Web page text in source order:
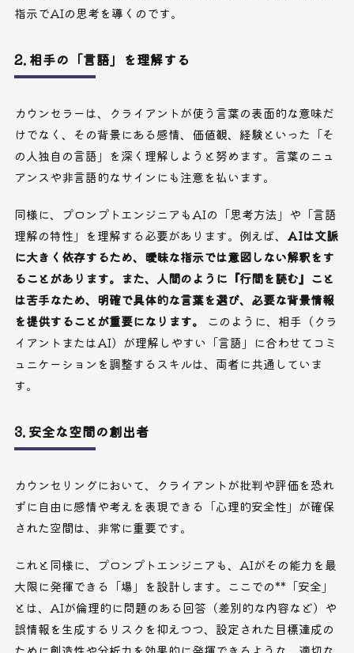
指示でAIの思考を導くのです。
2. 相手の「言語」を理解する
カウンセラーは、クライアントが使う言葉の表面的な意味だ
けでなく、その背景にある感情、価値観、経験といった「そ
の人独自の言語」を深く理解しようと努めます。言葉のニュ
アンスや非言語的なサインにも注意を払います。
同様に、プロンプトエンジニアもAIの「思考方法」や「言語
理解の特性」を理解する必要があります。例えば、 AIは文脈
に大きく依存するため、曖昧な指示では意図しない解釈をす
ることがあります。また、人間のように『行間を読む』こと
は苦手なため、明確で具体的な言葉を選び、必要な背景情報
を提供することが重要になります。
このように、相手（クラ
イアントまたはAI）が理解しやすい「言語」に合わせてコミ
ュニケーションを調整するスキルは、両者に共通していま
す。
3. 安全な空間の創出者
カウンセリングにおいて、クライアントが批判や評価を恐れ
ずに自由に感情や考えを表現できる「心理的安全性」が確保
された空間は、非常に重要です。
これと同様に、プロンプトエンジニアも、AIがその能力を最
大限に発揮できる「場」を設計します。ここでの**「安全」
とは、AIが倫理的に問題のある回答（差別的な内容など）や
誤情報を生成するリスクを抑えつつ、設定された目標達成の